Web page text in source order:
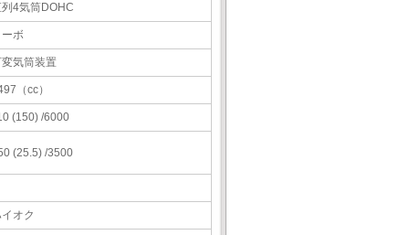
4気筒DOHC
ボ
気筒装置
（cc）
(150) /6000
(25.5) /3500
オク